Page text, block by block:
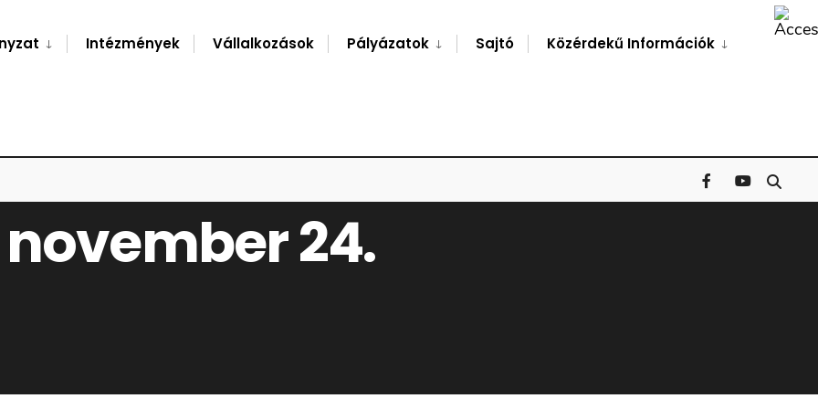
Intézmények Vállalkozások Pályázatok Sajtó Közérdekű Információk
24.
Window